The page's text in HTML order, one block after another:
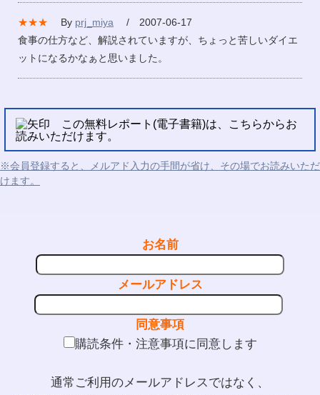
★★★ By prj_miya
/ 2007-06-17
食事の仕方など、解説されていますが、ちょっと苦しいダイエ
ットになるかなぁと思いました。
この無料レポート(電子書籍)は、こちらからお
読みいただけます。
※会員登録すると、メルアド入力の手間が省け、その場でお読みいただ
けます。
お名前
メールアドレス
同意事項
購読条件・注意事項に同意します
通常ご利用のメールアドレスではなく、